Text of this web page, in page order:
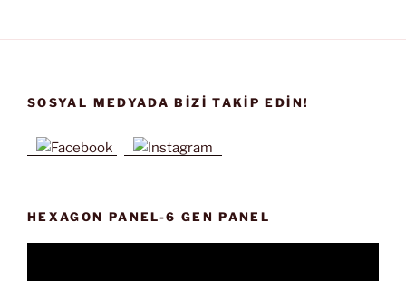
SOSYAL MEDYADA BIZI TAKIP EDIN!
HEXAGON PANEL-6 GEN PANEL